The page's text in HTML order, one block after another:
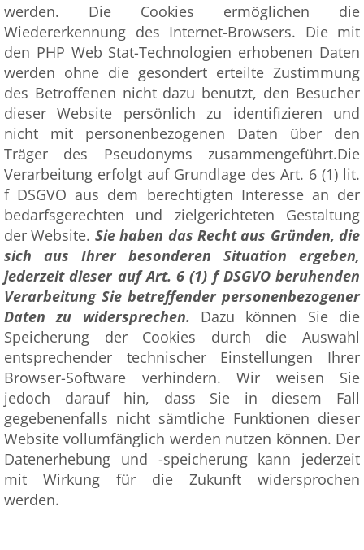
werden. Die Cookies ermöglichen die
Wiedererkennung des Internet-Browsers. Die mit
den PHP Web Stat-Technologien erhobenen Daten
werden ohne die gesondert erteilte Zustimmung
des Betroffenen nicht dazu benutzt, den Besucher
dieser Website persönlich zu identifizieren und
nicht mit personenbezogenen Daten über den
Träger des Pseudonyms zusammengeführt.Die
Verarbeitung erfolgt auf Grundlage des Art. 6 (1) lit.
f DSGVO aus dem berechtigten Interesse an der
bedarfsgerechten und zielgerichteten Gestaltung
der Website. Sie haben das Recht aus Gründen, die
sich aus Ihrer besonderen Situation ergeben,
jederzeit dieser auf Art. 6 (1) f DSGVO beruhenden
Verarbeitung Sie betreffender personenbezogener
Daten zu widersprechen. Dazu können Sie die
Speicherung der Cookies durch die Auswahl
entsprechender technischer Einstellungen Ihrer
Browser-Software verhindern. Wir weisen Sie
jedoch darauf hin, dass Sie in diesem Fall
gegebenenfalls nicht sämtliche Funktionen dieser
Website vollumfänglich werden nutzen können. Der
Datenerhebung und -speicherung kann jederzeit
mit Wirkung für die Zukunft widersprochen
werden.